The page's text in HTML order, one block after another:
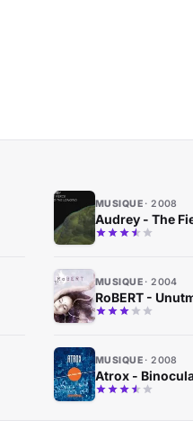
MUSIQUE 2008
Audrey - The
MUSIQUE 2004
RoBERT -
MUSIQUE 2008
Atrox -